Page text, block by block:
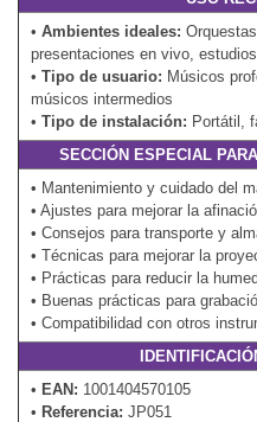
• Ambientes ideales:
presentaciones en vivo,
• Tipo de usuario: Músicos
músicos intermedios
• Tipo de instalación: Portátil,
SECCIÓN ESPECIAL
• Mantenimiento y cuidado del
• Ajustes para mejorar la
• Consejos para transporte y
• Técnicas para mejorar la
• Prácticas para reducir la
• Buenas prácticas para
• Compatibilidad con otros
• EAN: 1001404570105
• Referencia: JP051